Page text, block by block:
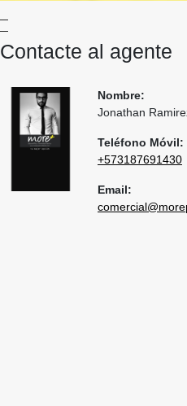
Contacte al agente
Nombre:
Jonathan
Teléfono Móvil:
+573187691430
Email: